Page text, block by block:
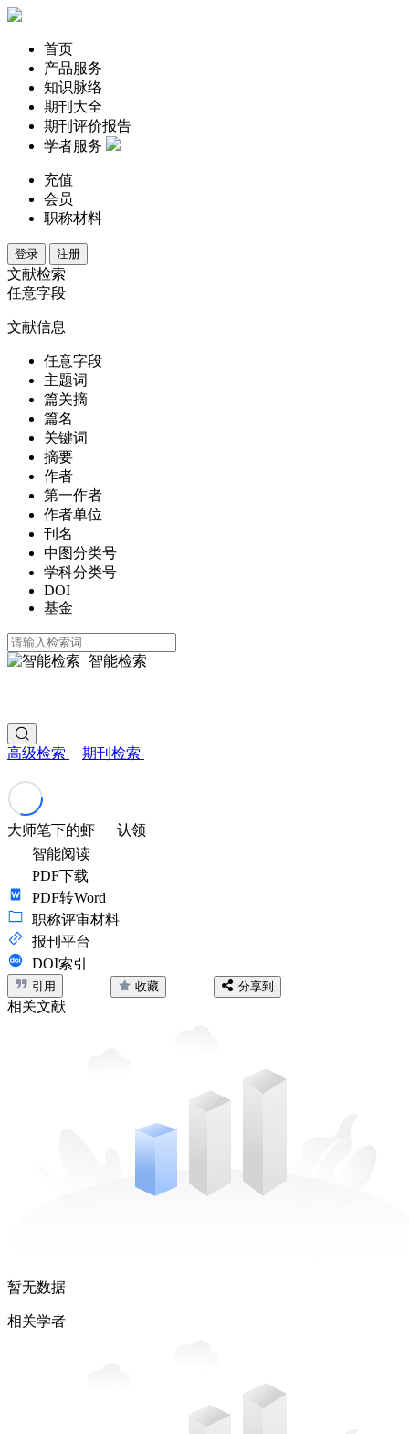
首页
产品服务
知识脉络
期刊大全
期刊评价报告
学者服务
充值
会员
职称材料
登录 注册
文献检索
任意字段
文献信息
任意字段
主题词
篇关摘
篇名
关键词
摘要
作者
第一作者
作者单位
刊名
中图分类号
学科分类号
DOI
基金
智能检索
高级检索 期刊检索
大师笔下的虾
认领
智能阅读
PDF下载
PDF转Word
职称评审材料
报刊平台
DOI索引
引用 收藏 分享到
相关文献
暂无数据
相关学者